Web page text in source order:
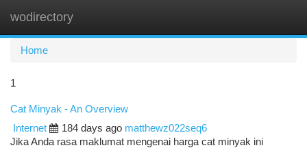
wodirectory
Home
1
Cat Minyak - An Overview
Internet
184 days ago matthewz022seq6
Jika Anda rasa maklumat mengenai harga cat minyak ini